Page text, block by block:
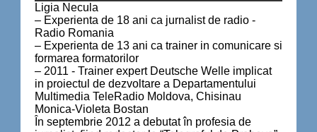
Ligia Necula
– Experienta de 18 ani ca jurnalist de radio -
Radio Romania
– Experienta de 13 ani ca trainer in comunicare si
formarea formatorilor
– 2011 - Trainer expert Deutsche Welle implicat
in proiectul de dezvoltare a Departamentului
Multimedia TeleRadio Moldova, Chisinau
Monica-Violeta Bostan
În septembrie 2012 a debutat în profesia de